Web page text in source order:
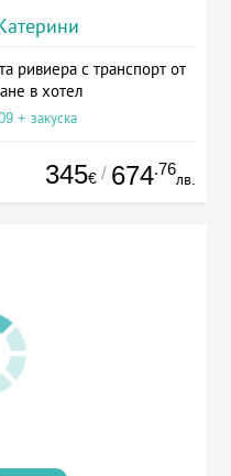
ривиера с транспорт от
в хотел
+ закуска
345€ / 674.76
лв.